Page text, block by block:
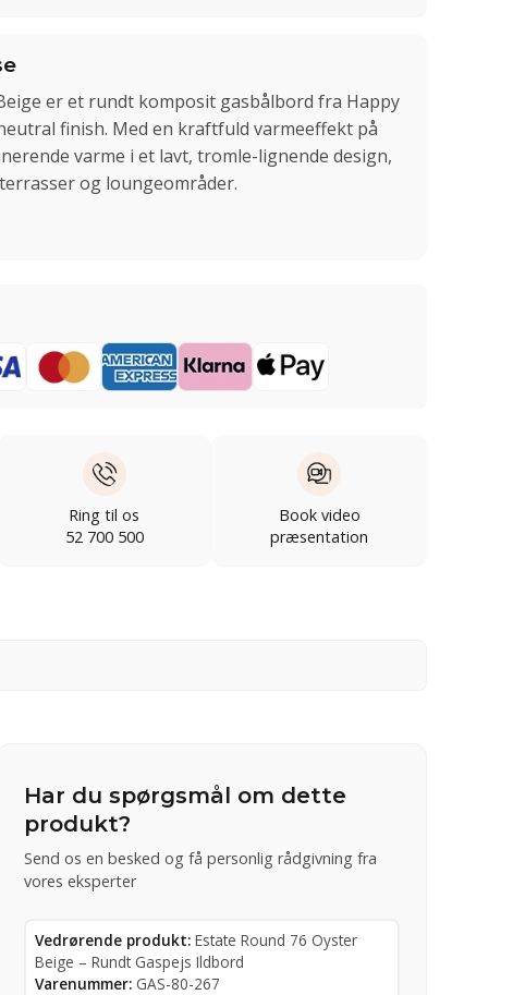
er et rundt komposit gasbålbord fra Happy
finish. Med en kraftfuld varmeeffekt på
varme i et lavt, tromle-lignende design,
og loungeområder.
Ring til os
52 700 500
Book video
præsentation
Har du spørgsmål om dette
produkt?
Send os en besked og få personlig rådgivning fra
vores eksperter
Vedrørende produkt: Estate Round 76 Oyster
Beige – Rundt Gaspejs Ildbord
Varenummer: GAS-80-267